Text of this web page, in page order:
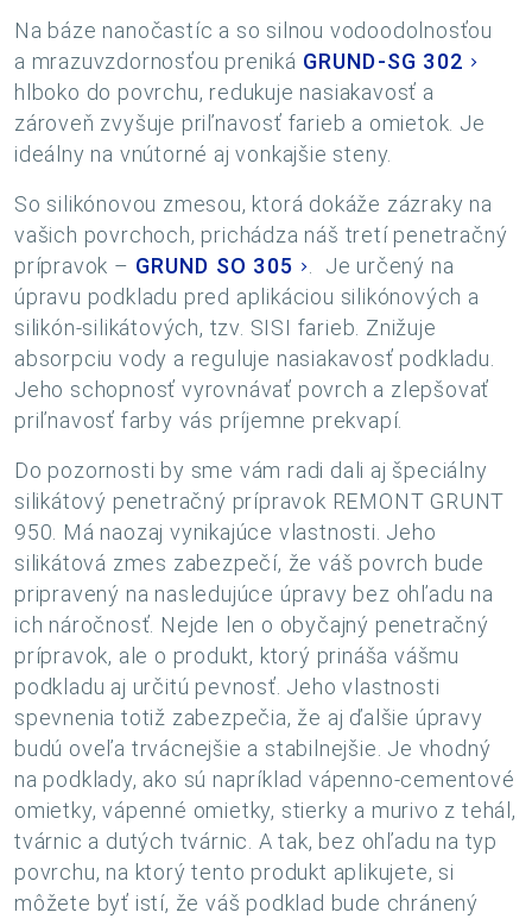
Na báze nanočastíc a so silnou vodoodolnosťou
a mrazuvzdornosťou preniká GRUND-SG 302
hlboko do povrchu, redukuje nasiakavosť a
zároveň zvyšuje priľnavosť farieb a omietok. Je
ideálny na vnútorné aj vonkajšie steny.
So silikónovou zmesou, ktorá dokáže zázraky na
vašich povrchoch, prichádza náš tretí penetračný
prípravok – GRUND SO 305
. Je určený na
úpravu podkladu pred aplikáciou silikónových a
silikón-silikátových, tzv. SISI farieb. Znižuje
absorpciu vody a reguluje nasiakavosť podkladu.
Jeho schopnosť vyrovnávať povrch a zlepšovať
priľnavosť farby vás príjemne prekvapí.
Do pozornosti by sme vám radi dali aj špeciálny
silikátový penetračný prípravok REMONT GRUNT
950. Má naozaj vynikajúce vlastnosti. Jeho
silikátová zmes zabezpečí, že váš povrch bude
pripravený na nasledujúce úpravy bez ohľadu na
ich náročnosť. Nejde len o obyčajný penetračný
prípravok, ale o produkt, ktorý prináša vášmu
podkladu aj určitú pevnosť. Jeho vlastnosti
spevnenia totiž zabezpečia, že aj ďalšie úpravy
budú oveľa trvácnejšie a stabilnejšie. Je vhodný
na podklady, ako sú napríklad vápenno-cementové
omietky, vápenné omietky, stierky a murivo z tehál,
tvárnic a dutých tvárnic. A tak, bez ohľadu na typ
povrchu, na ktorý tento produkt aplikujete, si
môžete byť istí, že váš podklad bude chránený